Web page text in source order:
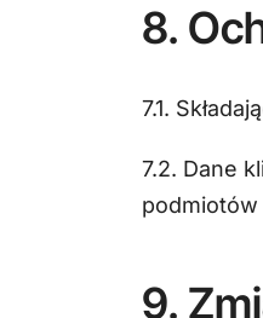
8.
7.1.
7.2. Dane
podmiotów
9.